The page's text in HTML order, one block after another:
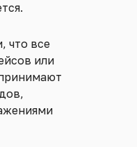
что все
или